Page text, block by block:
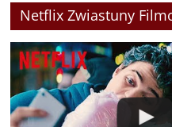
Netflix Zwiastuny